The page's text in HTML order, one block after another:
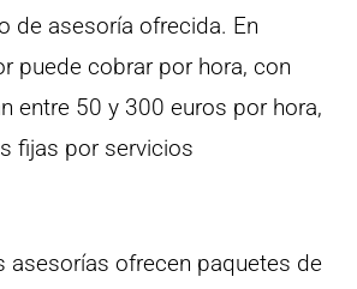
de asesoría ofrecida. En
puede cobrar por hora, con
entre 50 y 300 euros por hora,
fijas por servicios
asesorías ofrecen paquetes de